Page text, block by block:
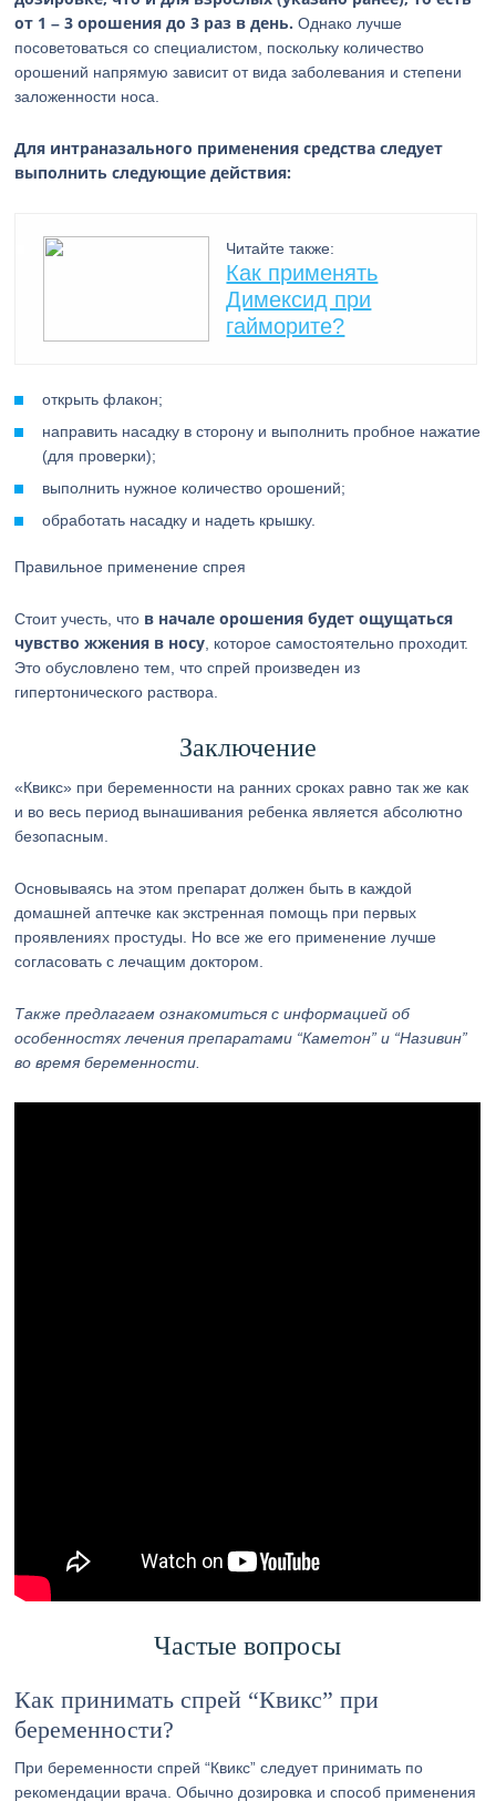
от 1 – 3 орошения до 3 раз в день. Однако лучше
посоветоваться со специалистом, поскольку количество
орошений напрямую зависит от вида заболевания и степени
заложенности носа.
Для интраназального применения средства следует
выполнить следующие действия:
Читайте также:
Как применять
Димексид при
гайморите?
открыть флакон;
направить насадку в сторону и выполнить пробное нажатие
(для проверки);
выполнить нужное количество орошений;
обработать насадку и надеть крышку.
Правильное применение спрея
Стоит учесть, что в начале орошения будет ощущаться
чувство жжения в носу , которое самостоятельно проходит.
Это обусловлено тем, что спрей произведен из
гипертонического раствора.
Заключение
«Квикс» при беременности на ранних сроках равно так же как
и во весь период вынашивания ребенка является абсолютно
безопасным.
Основываясь на этом препарат должен быть в каждой
домашней аптечке как экстренная помощь при первых
проявлениях простуды. Но все же его применение лучше
согласовать с лечащим доктором.
Также предлагаем ознакомиться с информацией об
особенностях лечения препаратами “Каметон” и “Називин”
во время беременности.
Частые вопросы
Как принимать спрей “Квикс” при
беременности?
При беременности спрей “Квикс” следует принимать по
рекомендации врача. Обычно дозировка и способ применения